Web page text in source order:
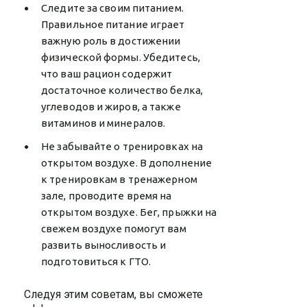
Следите за своим питанием.
Правильное питание играет
важную роль в достижении
физической формы. Убедитесь,
что ваш рацион содержит
достаточное количество белка,
углеводов и жиров, а также
витаминов и минералов.
Не забывайте о тренировках на
открытом воздухе. В дополнение
к тренировкам в тренажерном
зале, проводите время на
открытом воздухе. Бег, прыжки на
свежем воздухе помогут вам
развить выносливость и
подготовиться к ГТО.
Следуя этим советам, вы сможете